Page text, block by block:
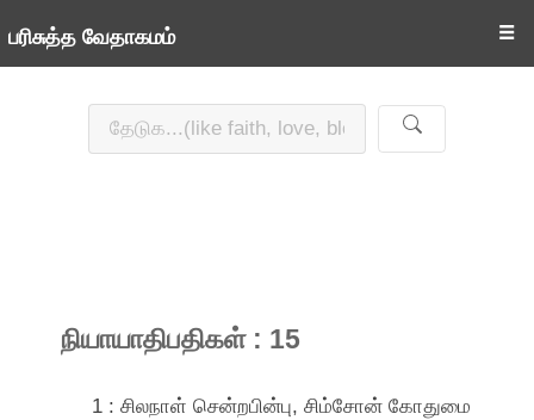
பரிசுத்த வேதாகமம் ☰
நியாயாதிபதிகள் : 15
1 : சிலநாள் சென்றபின்பு, சிம்சோன் கோதுமை